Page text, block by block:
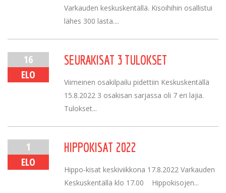
Varkauden keskuskentällä. Kisoihihin osallistui
lähes 300 lasta....
16
ELO
SEURAKISAT 3 TULOKSET
Viimeinen osakilpailu pidettiin Keskuskentällä
15.8.2022 3 osakisan sarjassa oli 7 eri lajia.
Tulokset...
1
ELO
HIPPOKISAT 2022
Hippo-kisat keskiviikkona 17.8.2022 Varkauden
Keskuskentällä klo 17.00 Hippokisojen...